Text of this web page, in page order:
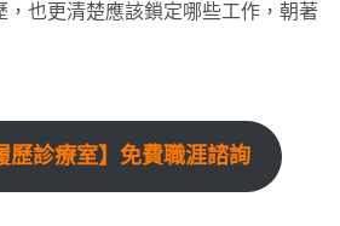
，也更清楚應該鎖定哪些工作，朝著
歷診療室】免費職涯諮詢